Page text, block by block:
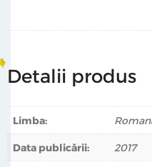
întâmplă tuturor, pentru
Detalii produs
Limba:
Data publicării: 2017